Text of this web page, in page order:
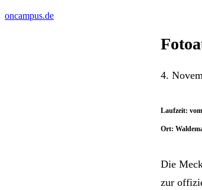
oncampus.de
4.
Laufzeit:
Ort:
Die
zur